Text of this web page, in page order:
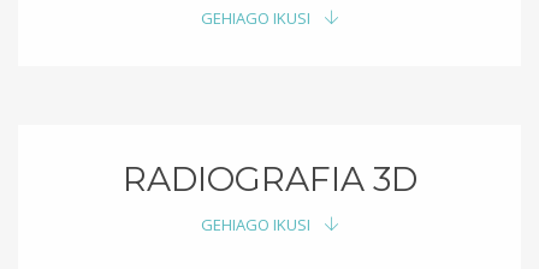
GEHIAGO IKUSI
RADIOGRAFIA 3D
GEHIAGO IKUSI